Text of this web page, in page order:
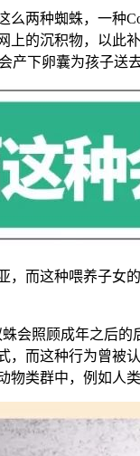
么两种蜘蛛，一种
上的沉积物，以此
产下卵囊为孩子送
，而这种喂养子女
会照顾成年之后的
，而这种行为曾被
物类群中，例如人